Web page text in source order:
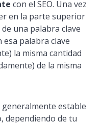
con el SEO. Una vez
en la parte superior
una palabra clave
palabra clave
la misma cantidad
de la misma
generalmente estable
dependiendo de tu